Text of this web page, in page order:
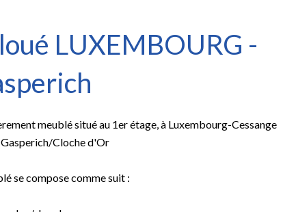
LUXEMBOURG -
meublé situé au 1er étage, à Luxembourg-Cessange
Cloche d'Or
se compose comme suit :